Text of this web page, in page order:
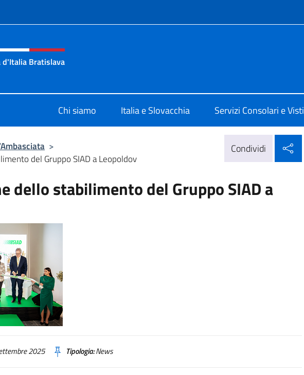
e menù
d'Italia Bratislava
Chi siamo Italia e Slovacchia Servizi Consolari e Visti
>
del Gruppo SIAD a Leopoldov
Condividi
dello stabilimento del Gruppo SIAD a
2025 Tipologia:News